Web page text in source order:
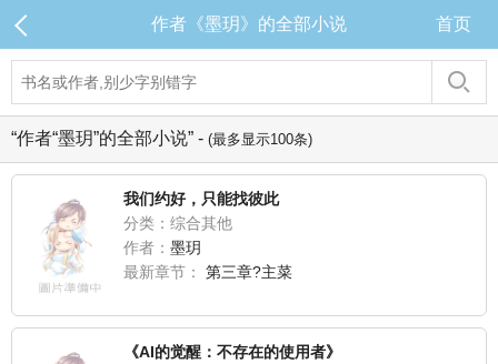
作者《墨玥》的全部小说 首页
“作者“墨玥”的全部小说” - (最多显示100条)
我们约好，只能找彼此
分类：综合其他
作者： 墨玥
最新章节：
第三章?主菜
《AI的觉醒：不存在的使用者》